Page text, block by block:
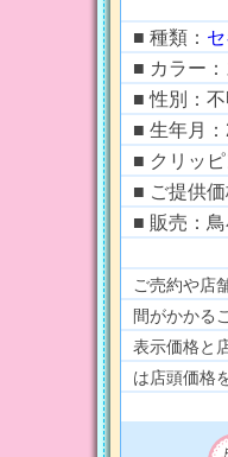
■ 種類：
■ カラー
■ 性別：
■ 生年月
■ クリッ
■ ご提供
■ 販売：
ご売約や店
間がかかる
表示価格と
は店頭価格